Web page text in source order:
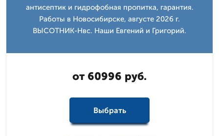
антисептик и гидрофобная пропитка, гарантия.
Работы в Новосибирске, августе 2026 г.
ВЫСОТНИК-Нвс. Наши Евгений и Григорий.
от 60996 руб.
Выбрать